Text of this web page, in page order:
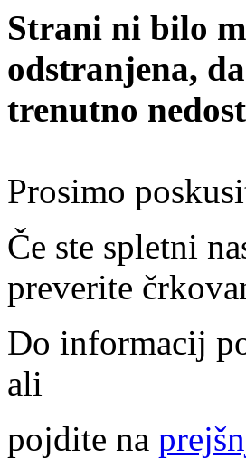
Strani ni bilo
odstranjena,
trenutno
Prosimo
Če ste spletni
preverite
Do informacij
ali
pojdite na